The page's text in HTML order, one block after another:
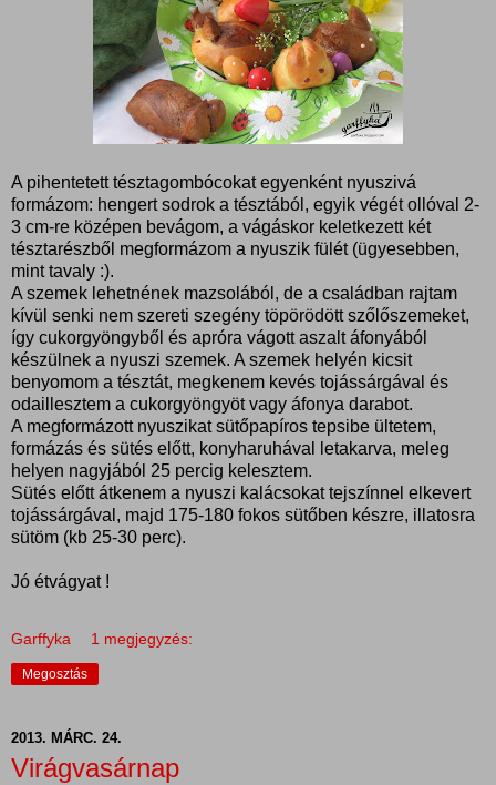
A pihentetett tésztagombócokat egyenként nyuszivá
formázom: hengert sodrok a tésztából, egyik végét ollóval 2-
3 cm-re középen bevágom, a vágáskor keletkezett két
tésztarészből megformázom a nyuszik fülét (ügyesebben,
mint tavaly :).
A szemek lehetnének mazsolából, de a családban rajtam
kívül senki nem szereti szegény töpörödött szőlőszemeket,
így cukorgyöngyből és apróra vágott aszalt áfonyából
készülnek a nyuszi szemek. A szemek helyén kicsit
benyomom a tésztát, megkenem kevés tojássárgával és
odaillesztem a cukorgyöngyöt vagy áfonya darabot.
A megformázott nyuszikat sütőpapíros tepsibe ültetem,
formázás és sütés előtt, konyharuhával letakarva, meleg
helyen nagyjából 25 percig kelesztem.
Sütés előtt átkenem a nyuszi kalácsokat tejszínnel elkevert
tojássárgával, majd 175-180 fokos sütőben készre, illatosra
sütöm (kb 25-30 perc).
Jó étvágyat !
Garffyka 1 megjegyzés:
Megosztás
2013. MÁRC. 24.
Virágvasárnap